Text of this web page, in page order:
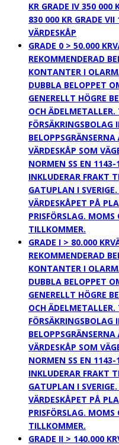
KR GRADE IV 350 000
830 000 KR GRADE
VÄRDESKÅP
GRADE 0 > 50.000 KR
REKOMMENDERAD
KONTANTER I
DUBBLA BELOPPET
GENERELLT HÖGRE
OCH
FÖRSÄKRINGSBOLAG
VÄRDESKÅP SOM
NORMEN SS EN 1143-
INKLUDERAR FRAKT
GATUPLAN I
VÄRDESKÅPET PÅ
PRISFÖRSLAG. MOMS
TILLKOMMER.
GRADE I > 80.000 KR
REKOMMENDERAD
KONTANTER I
DUBBLA BELOPPET
GENERELLT HÖGRE
OCH
FÖRSÄKRINGSBOLAG
VÄRDESKÅP SOM
NORMEN SS EN 1143-
INKLUDERAR FRAKT
GATUPLAN I
VÄRDESKÅPET PÅ
PRISFÖRSLAG. MOMS
TILLKOMMER.
GRADE II > 140.000 KR